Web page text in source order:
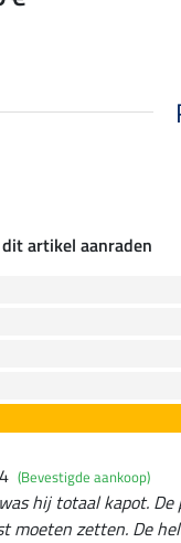
artikel aanraden
(Bevestigde aankoop)
hij totaal kapot.
moeten zetten. De